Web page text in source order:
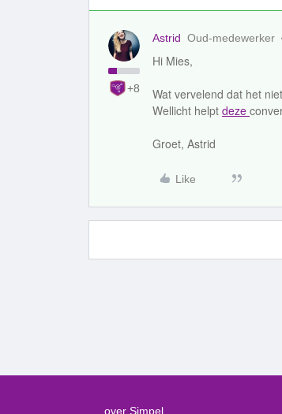
+8
Astrid Oud-medewerker
Hi Mies,
Wat vervelend dat het
Wellicht helpt deze
Groet, Astrid
Like
over Simpel